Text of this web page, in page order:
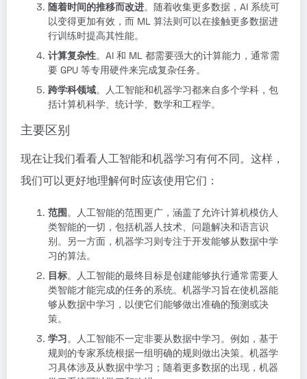
随着时间的推移而改进。随着收集更多数据，AI 系统可
以变得更加有效，而 ML 算法则可以在接触更多数据进
行训练时提高其性能。
计算复杂性。AI 和 ML 都需要强大的计算能力，通常需
要 GPU 等专用硬件来完成复杂任务。
跨学科领域。人工智能和机器学习都来自多个学科，包
括计算机科学、统计学、数学和工程学。
主要区别
现在让我们看看人工智能和机器学习有何不同。这样，
我们可以更好地理解何时应该使用它们：
范围。人工智能的范围更广，涵盖了允许计算机模仿人
类智能的一切，包括机器人技术、问题解决和语言识
别。另一方面，机器学习则专注于开发能够从数据中学
习的算法。
目标。人工智能的最终目标是创建能够执行通常需要人
类智能才能完成的任务的系统。机器学习旨在使机器能
够从数据中学习，以便它们能够做出准确的预测或决
策。
学习。人工智能不一定非要从数据中学习。例如，基于
规则的专家系统根据一组明确的规则做出决策。机器学
习具体涉及从数据中学习；随着更多数据的出现，机器